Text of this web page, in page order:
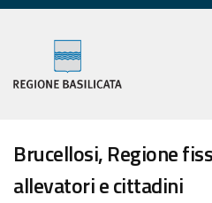
Brucellosi, Regione
allevatori e cittadini